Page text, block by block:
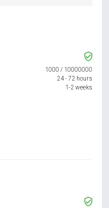
1000 / 10000000
24 - 72 hours
1-2 weeks